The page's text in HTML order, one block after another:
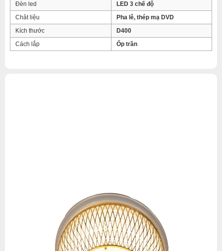
Đèn led
LED 3 chế độ
Chât liệu
Pha lê, thép mạ DVD
Kích thước
D400
Cách lắp
Ốp trần